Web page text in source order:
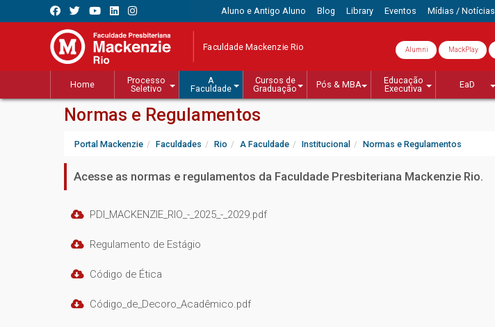
Aluno e Antigo Aluno Blog Library Eventos Mídias / Notícias
Faculdade Mackenzie Rio Alumni MackPlay
Home
Processo
Seletivo
A
Faculdade
Cursos de
Graduação
Pós & MBA
Educação
Executiva
EaD
Normas e Regulamentos
Portal Mackenzie Faculdades Rio A Faculdade Institucional Normas e Regulamentos
Acesse as normas e regulamentos da Faculdade Presbiteriana Mackenzie Rio.
PDI_MACKENZIE_RIO_-_2025_-_2029.pdf
Regulamento de Estágio
Código de Ética
Código_de_Decoro_Acadêmico.pdf